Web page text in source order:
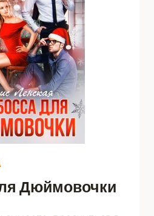
Дюймовочки